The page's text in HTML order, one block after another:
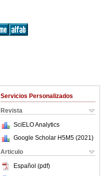
Servicios Personalizados
Revista
SciELO Analytics
Google Scholar H5M5 (2021 )
Articulo
Español (pdf)